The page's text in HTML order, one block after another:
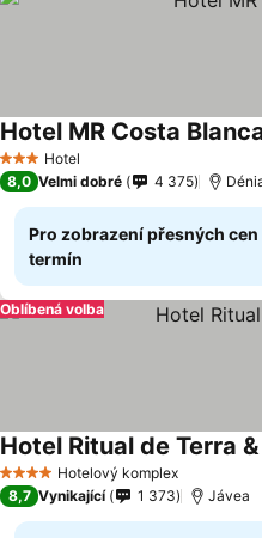
3 Počet hvězdiček
Hotel
Hotel MR Costa
8,0 Velmi dobré 4 375
Pro zobrazení přesných
termín
Oblíbená volba
4 Počet hvězdiček
Hotelový komplex
Hotel Ritual de Terra
8,7 Vynikající 1 373 Jávea